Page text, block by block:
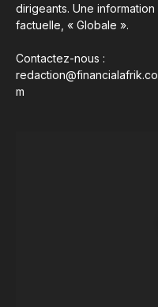
dirigeants. Une information
factuelle, « Globale ».
Contactez-nous :
redaction@financialafrik.co
m